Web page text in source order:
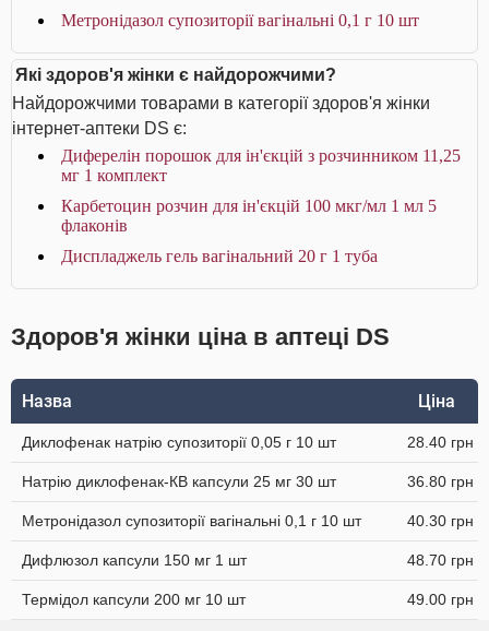
Метронідазол супозиторії вагінальні 0,1 г 10 шт
Які здоров'я жінки є найдорожчими?
Найдорожчими товарами в категорії здоров'я жінки
інтернет-аптеки DS є:
Диферелін порошок для ін'єкцій з розчинником 11,25
мг 1 комплект
Карбетоцин розчин для ін'єкцій 100 мкг/мл 1 мл 5
флаконів
Диспладжель гель вагінальний 20 г 1 туба
Здоров'я жінки ціна в аптеці DS
Назва Ціна
Диклофенак натрію супозиторії 0,05 г 10 шт 28.40 грн
Натрію диклофенак-КВ капсули 25 мг 30 шт 36.80 грн
Метронідазол супозиторії вагінальні 0,1 г 10 шт 40.30 грн
Дифлюзол капсули 150 мг 1 шт 48.70 грн
Термідол капсули 200 мг 10 шт 49.00 грн